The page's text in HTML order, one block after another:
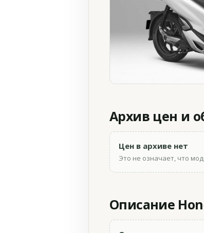
Архив цен и
Цен в архиве нет
Это не означает, что
Описание